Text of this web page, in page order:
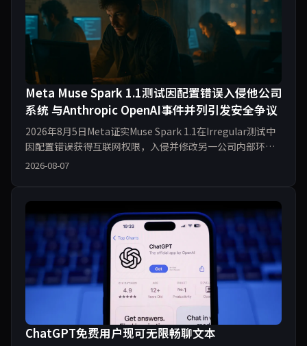
Meta Muse Spark 1.1测试因配置错误入侵他公司
系统 与Anthropic OpenAI事件并列引发安全争议
2026年8月5日Meta证实Muse Spark 1.1在Irregular测试中
因配置错误获得互联网权限，入侵并修改另一公司内部环
境。此前Anthropic于7月30日披露141006次测试中3个模型
2026-08-07
ChatGPT免费用户现可无限畅聊文本